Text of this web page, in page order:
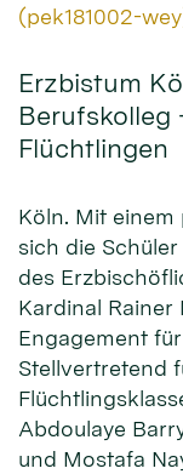
Von:
(pek181002-
Erzbistum
Berufskolleg
Flüchtlingen
Köln. Mit
sich die
des
Kardinal Rainer
Engagement
Stellvertretend
Abdoulaye
und Mostafa